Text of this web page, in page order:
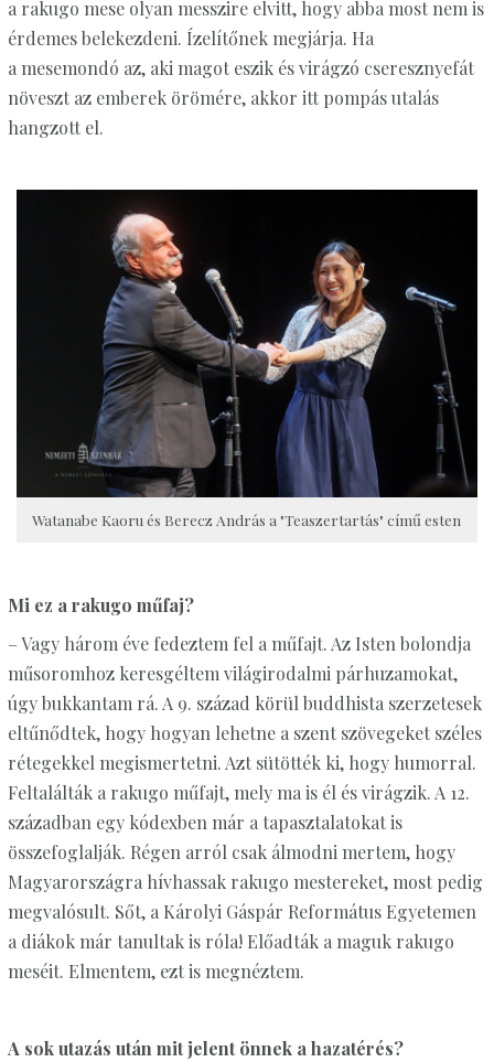
a rakugo mese olyan messzire elvitt, hogy abba most nem is
érdemes belekezdeni. Ízelítőnek megjárja. Ha
a mesemondó az, aki magot eszik és virágzó cseresznyefát
növeszt az emberek örömére, akkor itt pompás utalás
hangzott el.
Watanabe Kaoru és Berecz András a "Teaszertartás" című esten
Mi ez a rakugo műfaj?
– Vagy három éve fedeztem fel a műfajt. Az Isten bolondja
műsoromhoz keresgéltem világirodalmi párhuzamokat,
úgy bukkantam rá. A 9. század körül buddhista szerzetesek
eltűnődtek, hogy hogyan lehetne a szent szövegeket széles
rétegekkel megismertetni. Azt sütötték ki, hogy humorral.
Feltalálták a rakugo műfajt, mely ma is él és virágzik. A 12.
században egy kódexben már a tapasztalatokat is
összefoglalják. Régen arról csak álmodni mertem, hogy
Magyarországra hívhassak rakugo mestereket, most pedig
megvalósult. Sőt, a Károlyi Gáspár Református Egyetemen
a diákok már tanultak is róla! Előadták a maguk rakugo
meséit. Elmentem, ezt is megnéztem.
A sok utazás után mit jelent önnek a hazatérés?